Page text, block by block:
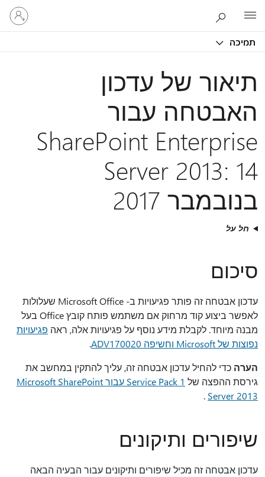
תמיכה
היכנס
לחשבון
שלך
תיאור של עדכון
האבטחה עבור
SharePoint Enterprise
Server 2013: 14
בנובמבר 2017
חל על
סיכום
עדכון אבטחה זה פותר פגיעויות ב- Microsoft Office שעלולות
לאפשר ביצוע קוד מרחוק אם משתמש פותח קובץ Office בעל
מבנה מיוחד. לקבלת מידע נוסף על פגיעויות אלה, ראה פגיעויות
נפוצות של Microsoft וחשיפה ADV170020
.
הערה כדי להחיל עדכון אבטחה זה, עליך להתקין במחשב את
גירסת ההפצה של
Service Pack 1 עבור Microsoft SharePoint
Server 2013
.
שיפורים ותיקונים
עדכון אבטחה זה מכיל שיפורים ותיקונים עבור הבעיה הבאה